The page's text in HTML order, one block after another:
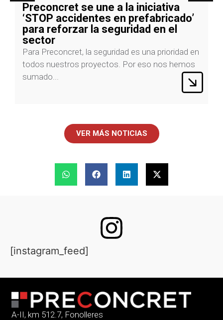
en
hemos
Nuevas instalaciones de Marta
Pack con soluciones
Preconcret
del embalaje para pastelería y panadería,
confiado...
VER MÁS NOTICIAS
[instagram_feed]
A-II, km 512.7, Fonolleres